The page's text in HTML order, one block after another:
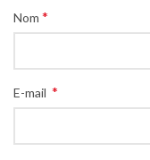
Nom *
E-mail *